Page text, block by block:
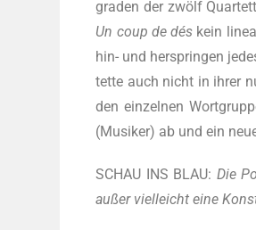
gra­den der zwölf
Un coup de dés kein
hin- und her­sprin­gen
tet­te auch nicht in ihrer
den ein­zel­nen
(Musi­ker) ab und ein
SCHAU INS BLAU: Die
außer viel­leicht eine